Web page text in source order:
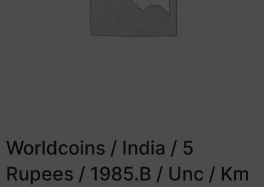
Worldcoins / India / 5
Rupees / 1985.B / Unc / Km